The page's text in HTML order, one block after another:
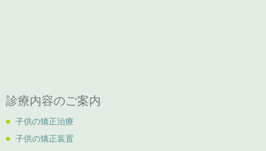
診療内容のご案内
子供の矯正治療
子供の矯正装置